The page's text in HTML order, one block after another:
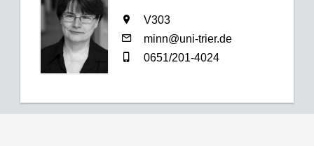
V303
minn@uni-trier.de
0651/201-4024